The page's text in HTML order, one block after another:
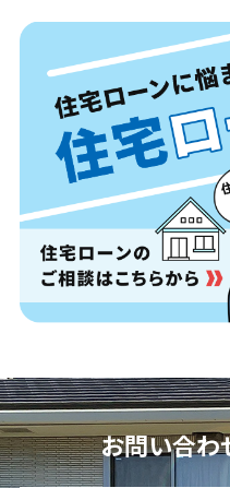
お問い合わ